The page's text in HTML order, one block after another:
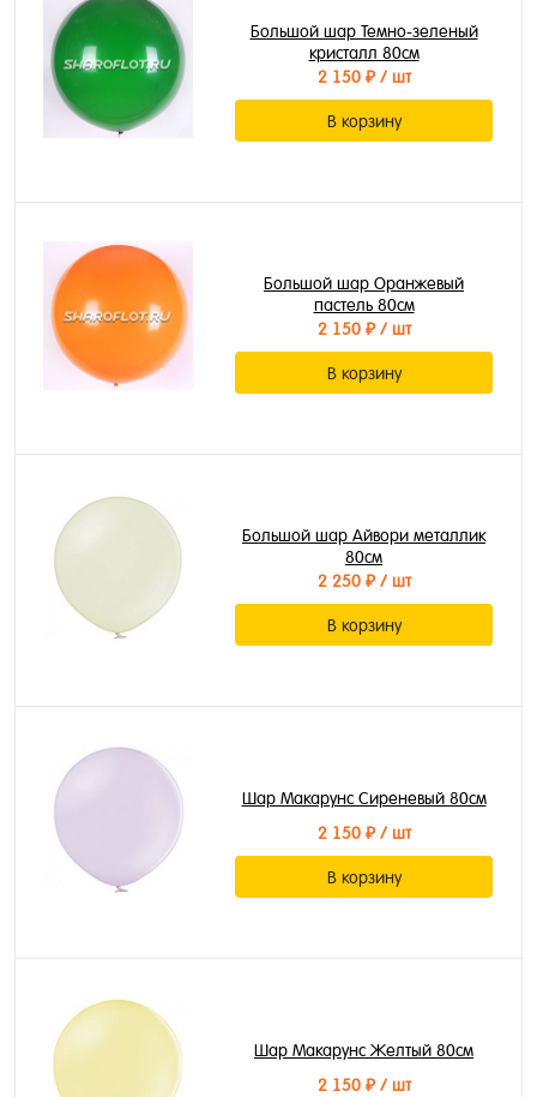
Большой шар Темно-зеленый
кристалл 80см
2 150 ₽/ шт
В корзину
Большой шар Оранжевый
пастель 80см
2 150 ₽/ шт
В корзину
Большой шар Айвори металлик
80см
2 250 ₽/ шт
В корзину
Шар Макарунс Сиреневый 80см
2 150 ₽/ шт
В корзину
Шар Макарунс Желтый 80см
2 150 ₽/ шт